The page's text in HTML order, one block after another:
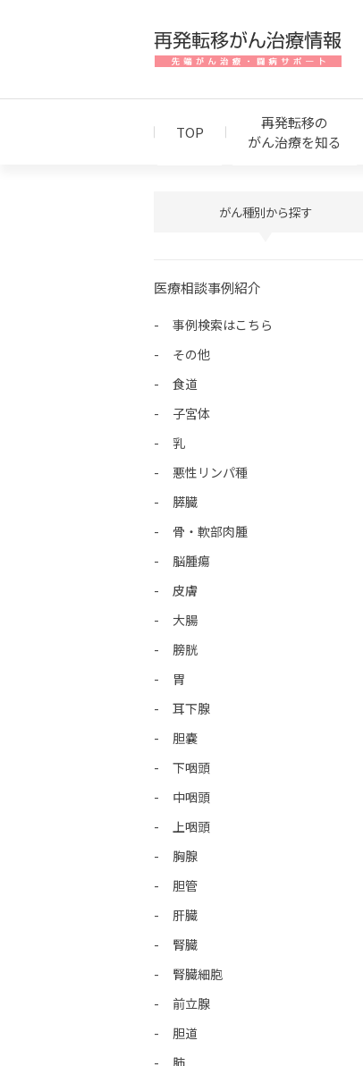
TOP
再発転移の
がん治療を知る
がん種別から探す
医療相談事例紹介
事例検索はこちら
その他
食道
子宮体
乳
悪性リンパ種
膵臓
骨・軟部肉腫
脳腫瘍
皮膚
大腸
膀胱
胃
耳下腺
胆嚢
下咽頭
中咽頭
上咽頭
胸腺
胆管
肝臓
腎臓
腎臓細胞
前立腺
胆道
肺